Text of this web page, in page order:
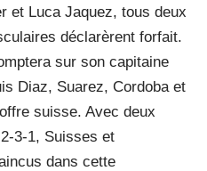
et Luca Jaquez, tous deux
déclarèrent forfait.
sur son capitaine
Diaz, Suarez, Cordoba et
suisse. Avec deux
3-1, Suisses et
dans cette